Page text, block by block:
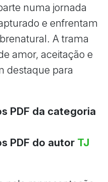
numa jornada
e enfrentam
A trama
amor, aceitação e
destaque para
PDF da categoria
PDF do autor TJ